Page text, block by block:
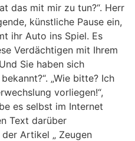
das mit mir zu tun?“. Herr
künstliche Pause ein,
ihr Auto ins Spiel. Es
Verdächtigen mit Ihrem
Sie haben sich
„Wie bitte? Ich
vorliegen!“,
es selbst im Internet
Text darüber
Artikel „ Zeugen